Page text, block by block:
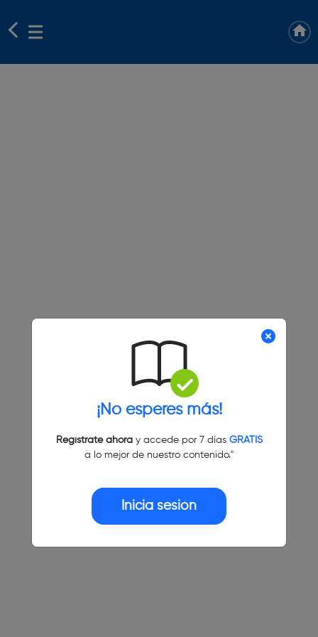
¡No esperes más!
Regístrate ahoray accede por 7 días GRATIS
a lo mejor de nuestro contenido."
Inicia sesión